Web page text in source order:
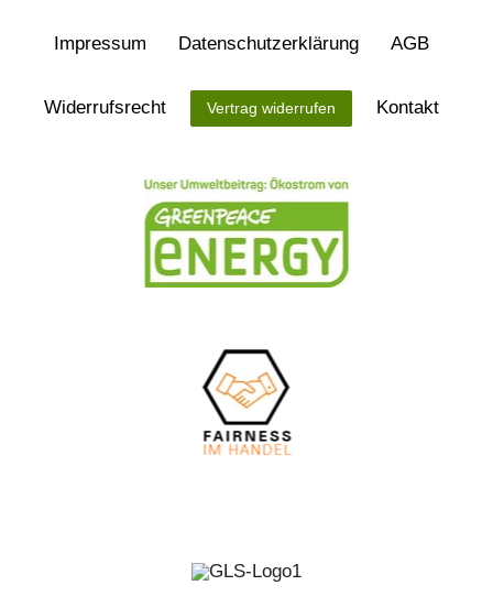
Impressum Daten­schutz­erklärung AGB
Widerrufs­recht Vertrag widerrufen Kontakt